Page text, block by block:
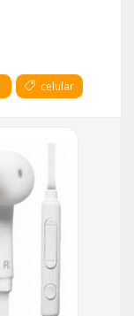
celular